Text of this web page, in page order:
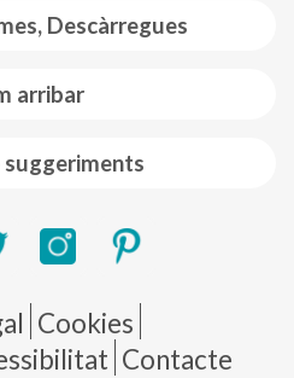
Descàrregues
arribar
suggeriments
Pie de página
Cookies
Contacte